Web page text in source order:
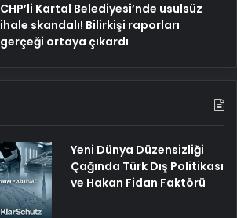
CHP’li Kartal Belediyesi’nde usulsüz
ihale skandalı! Bilirkişi raporları
gerçeği ortaya çıkardı
Yeni Dünya Düzensizliği
Çağında Türk Dış Politikası
ve Hakan Fidan Faktörü